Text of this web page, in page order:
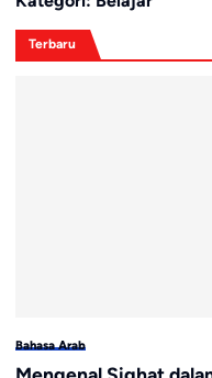
Terbaru
Bahasa Arab